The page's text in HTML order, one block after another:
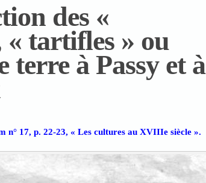
des «
tartifles » ou
terre à Passy et à
n° 17, p. 22-23, « Les cultures au XVIIIe siècle ».